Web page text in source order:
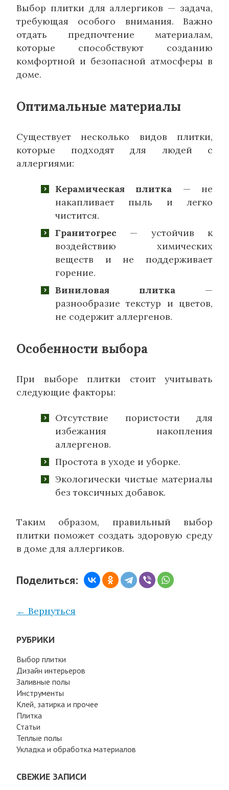
Выбор плитки для аллергиков — задача,
требующая особого внимания. Важно
отдать предпочтение материалам,
которые способствуют созданию
комфортной и безопасной атмосферы в
доме.
Оптимальные материалы
Существует несколько видов плитки,
которые подходят для людей с
аллергиями:
Керамическая плитка — не
накапливает пыль и легко
чистится.
Гранитогрес — устойчив к
воздействию химических
веществ и не поддерживает
горение.
Виниловая плитка —
разнообразие текстур и цветов,
не содержит аллергенов.
Особенности выбора
При выборе плитки стоит учитывать
следующие факторы:
Отсутствие пористости для
избежания накопления
аллергенов.
Простота в уходе и уборке.
Экологически чистые материалы
без токсичных добавок.
Таким образом, правильный выбор
плитки поможет создать здоровую среду
в доме для аллергиков.
Поделиться:
← Вернуться
РУБРИКИ
Выбор плитки
Дизайн интерьеров
Заливные полы
Инструменты
Клей, затирка и прочее
Плитка
Статьи
Теплые полы
Укладка и обработка материалов
СВЕЖИЕ ЗАПИСИ